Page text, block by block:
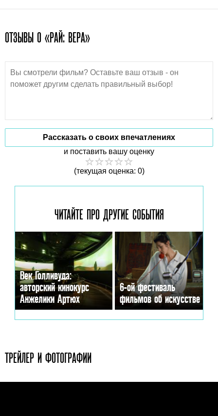
ОТЗЫВЫ О «РАЙ: ВЕРА»
Рассказать о своих впечатлениях
и поставить вашу оценку
(текущая оценка: 0)
ЧИТАЙТЕ ПРО ДРУГИЕ СОБЫТИЯ
Век Голливуда:
авторский кинокурс
Анжелики Артюх
6-ой фестиваль
фильмов об искусстве
ТРЕЙЛЕР И ФОТОГРАФИИ